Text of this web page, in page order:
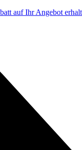
auf Ihr Angebot